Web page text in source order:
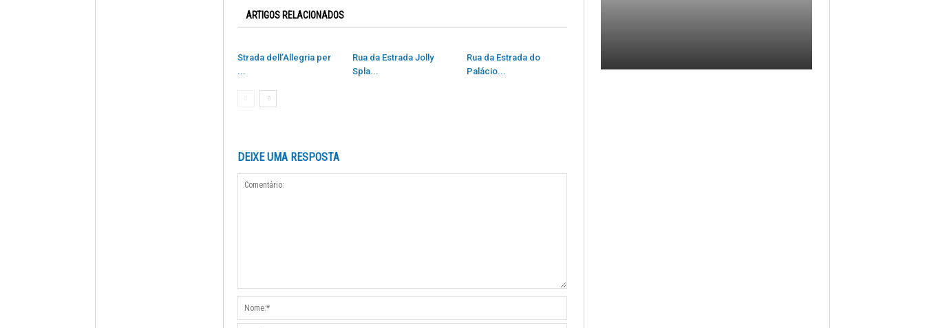
ARTIGOS RELACIONADOS
Strada dell’Allegria per
...
Rua da Estrada Jolly
Spla...
Rua da Estrada do
Palácio...
DEIXE UMA RESPOSTA